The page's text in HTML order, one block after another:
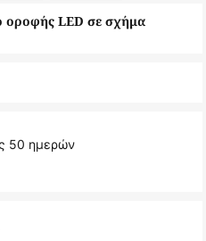
οροφής LED σε σχήμα
50 ημερών